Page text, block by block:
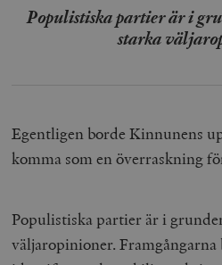
Populistiska partier är i
starka
Egentligen borde Kinnunens
komma som en överraskning
Populistiska partier är i
väljaropinioner.